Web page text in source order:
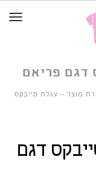
דגם פריאם
מוצר – עגלת סייבקס
דגם